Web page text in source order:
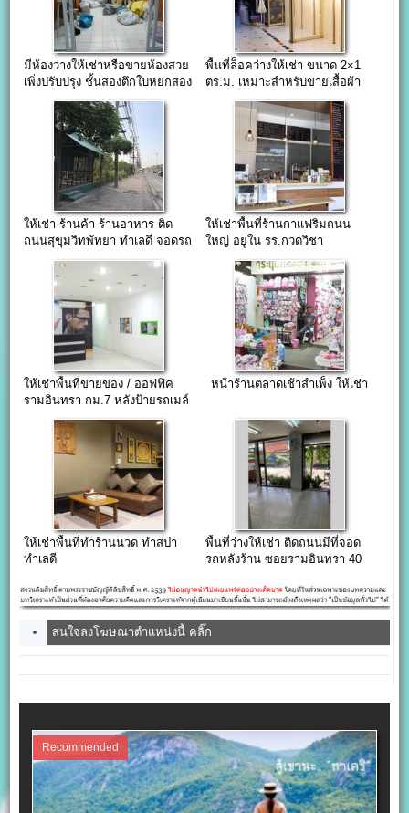
มีห้องว่างให้เช่าหรือขายห้องสวย
เพิ่งปรับปรุง ชั้นสองตึกใบหยกสอง
พื้นที่ล็อคว่างให้เช่า ขนาด 2×1
ตร.ม. เหมาะสำหรับขายเสื้อผ้า
แฟชั่นปลีก-ส่ง อาคารโชคอนันต์
แฟชั่น ประตูน้ำ
ให้เช่า ร้านค้า ร้านอาหาร ติด
ถนนสุขุมวิทพัทยา ทำเลดี จอดรถ
ให้เช่าพื้นที่ร้านกาแฟริมถนน
ใหญ่ อยู่ใน รร.กวดวิชา
ให้เช่าพื้นที่ขายของ / ออฟฟิค
รามอินทรา กม.7 หลังป้ายรถเมล์
หน้าร้านตลาดเช้าสำเพ็ง ให้เช่า
ให้เช่าพื้นที่ทำร้านนวด ทำสปา
ทำเลดี
พื้นที่ว่างให้เช่า ติดถนนมีที่จอด
รถหลังร้าน ซอยรามอินทรา 40
สนใจลงโฆษณาตำแหน่งนี้ คลิ๊ก
Recommended